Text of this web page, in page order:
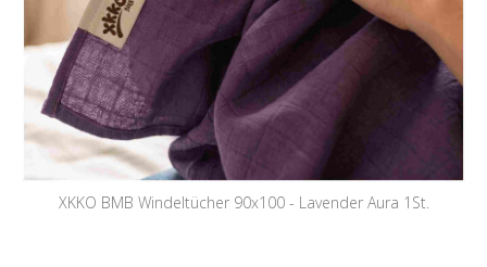
XKKO BMB Windeltücher 90x100 - Lavender Aura 1St.